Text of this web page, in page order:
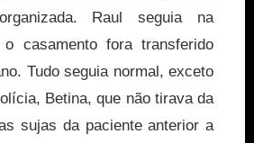
Raul seguia na
o casamento fora transferido
Tudo seguia normal, exceto
Betina, que não tirava da
sujas da paciente anterior a